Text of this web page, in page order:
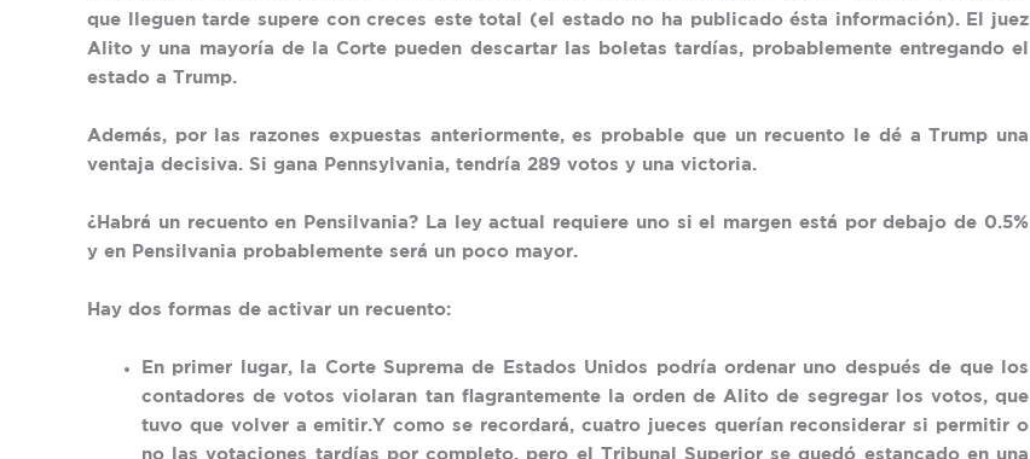
que lleguen tarde supere con creces este total (el estado no ha publicado ésta información). El juez
Alito y una mayoría de la Corte pueden descartar las boletas tardías, probablemente entregando el
estado a Trump.
Además, por las razones expuestas anteriormente, es probable que un recuento le dé a Trump una
ventaja decisiva. Si gana Pennsylvania, tendría 289 votos y una victoria.
¿Habrá un recuento en Pensilvania? La ley actual requiere uno si el margen está por debajo de 0.5%
y en Pensilvania probablemente será un poco mayor.
Hay dos formas de activar un recuento:
En primer lugar, la Corte Suprema de Estados Unidos podría ordenar uno después de que los
contadores de votos violaran tan flagrantemente la orden de Alito de segregar los votos, que
tuvo que volver a emitir.Y como se recordará, cuatro jueces querían reconsiderar si permitir o
no las votaciones tardías por completo, pero el Tribunal Superior se quedó estancado en una